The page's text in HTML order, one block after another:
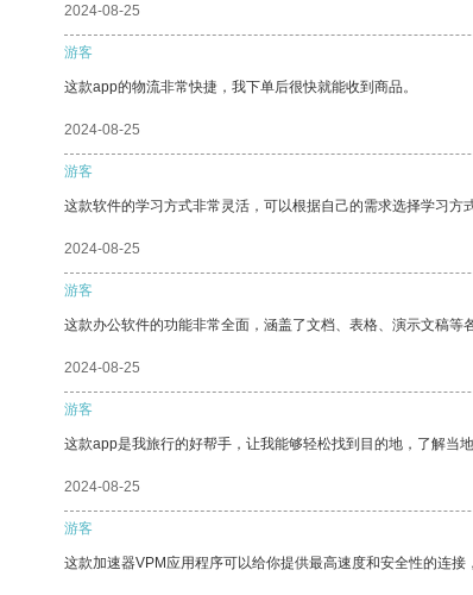
2024-08-25
游客
这款app的物流非常快捷，我下单后很快就能收到商品。
2024-08-25
游客
这款软件的学习方式非常灵活，可以根据自己的需求选择学习方式
2024-08-25
游客
这款办公软件的功能非常全面，涵盖了文档、表格、演示文稿等
2024-08-25
游客
这款app是我旅行的好帮手，让我能够轻松找到目的地，了解当地
2024-08-25
游客
这款加速器VPM应用程序可以给你提供最高速度和安全性的连接